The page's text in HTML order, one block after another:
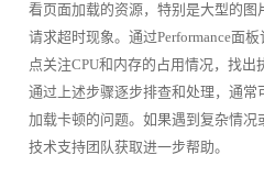
看页面加载的资源，特别是大型的
请求超时现象。通过Performance面
点关注CPU和内存的占用情况，找出
通过上述步骤逐步排查和处理，通常
加载卡顿的问题。如果遇到复杂情况
技术支持团队获取进一步帮助。